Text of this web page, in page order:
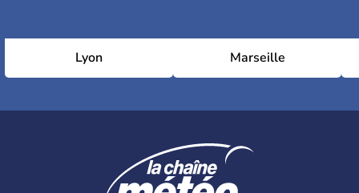
Lyon Marseille